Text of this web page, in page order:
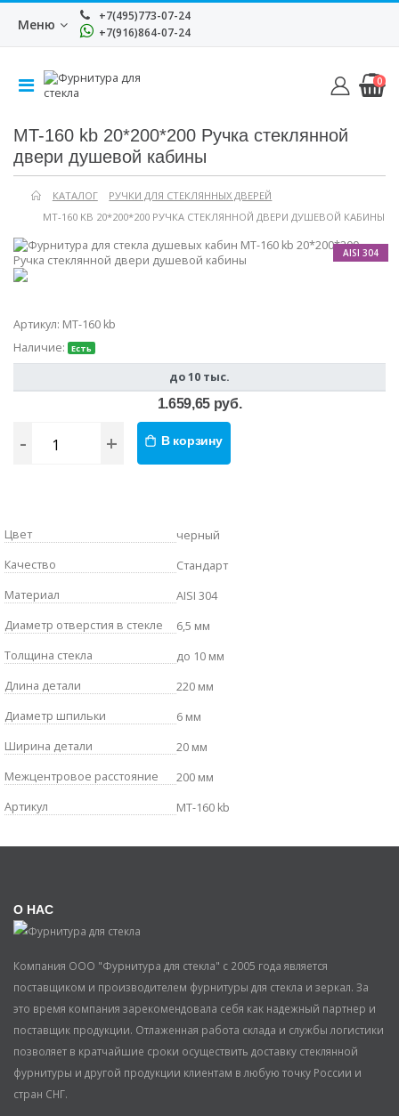
Меню
+7(495)773-07-24
+7(916)864-07-24
0
MT-160 kb 20*200*200 Ручка стеклянной
двери душевой кабины
КАТАЛОГ
РУЧКИ ДЛЯ СТЕКЛЯННЫХ ДВЕРЕЙ
MT-160 KB 20*200*200 РУЧКА СТЕКЛЯННОЙ ДВЕРИ ДУШЕВОЙ КАБИНЫ
AISI 304
Артикул: MT-160 kb
Наличие:
Есть
до 10 тыс.
1.659,65 руб.
- + В корзину
Цвет
черный
Качество
Стандарт
Материал
AISI 304
Диаметр отверстия в стекле
6,5 мм
Толщина стекла
до 10 мм
Длина детали
220 мм
Диаметр шпильки
6 мм
Ширина детали
20 мм
Межцентровое расстояние
200 мм
Артикул
MT-160 kb
О НАС
Компания ООО "Фурнитура для стекла" с 2005 года является
поставщиком и производителем фурнитуры для стекла и зеркал. За
это время компания зарекомендовала себя как надежный партнер и
поставщик продукции. Отлаженная работа склада и службы логистики
позволяет в кратчайшие сроки осуществить доставку стеклянной
фурнитуры и другой продукции клиентам в любую точку России и
стран СНГ.